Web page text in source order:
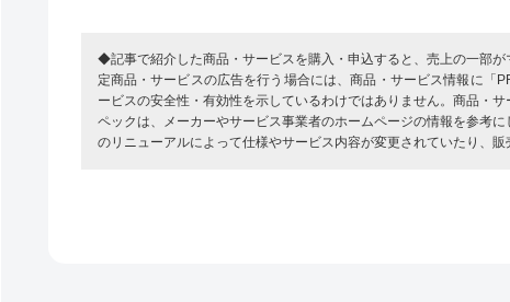
◆記事で紹介した商品・サービスを購入・申込すると、売上の一部
定商品・サービスの広告を行う場合には、商品・サービス情報に
ービスの安全性・有効性を示しているわけではありません。商品・
ペックは、メーカーやサービス事業者のホームページの情報を参考
のリニューアルによって仕様やサービス内容が変更されていたり、販